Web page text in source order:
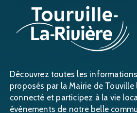
Découvrez toutes les
proposés par la Mairie de Touville
connecté et participez à la vie
évènements de notre belle